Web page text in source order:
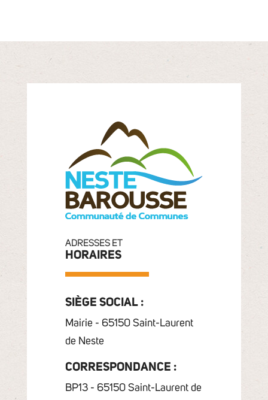
ADRESSES ET
HORAIRES
SIÈGE SOCIAL :
Mairie - 65150 Saint-Laurent
de Neste
CORRESPONDANCE :
BP13 - 65150 Saint-Laurent de